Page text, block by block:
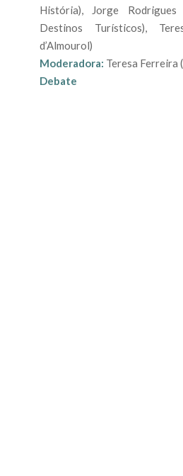
História), Jorge
Destinos Turísticos),
d’Almourol)
Moderadora: Teresa Ferreira
Debate